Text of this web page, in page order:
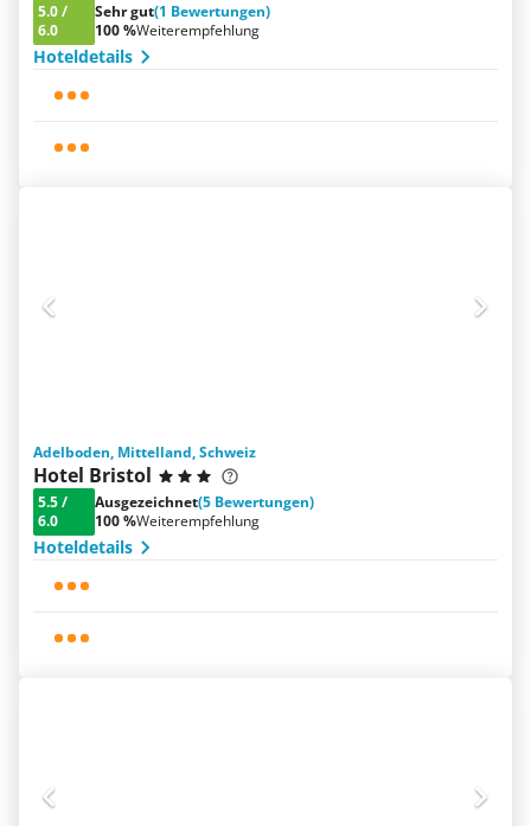
5.0/
6.0
Sehr gut(1 Bewertungen)
100 %Weiterempfehlung
Hoteldetails
Adelboden, Mittelland, Schweiz
Hotel Bristol
5.5/
6.0
Ausgezeichnet(5 Bewertungen)
100 %Weiterempfehlung
Hoteldetails